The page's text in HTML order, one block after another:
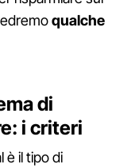
qualche
di
i criteri
è il tipo di